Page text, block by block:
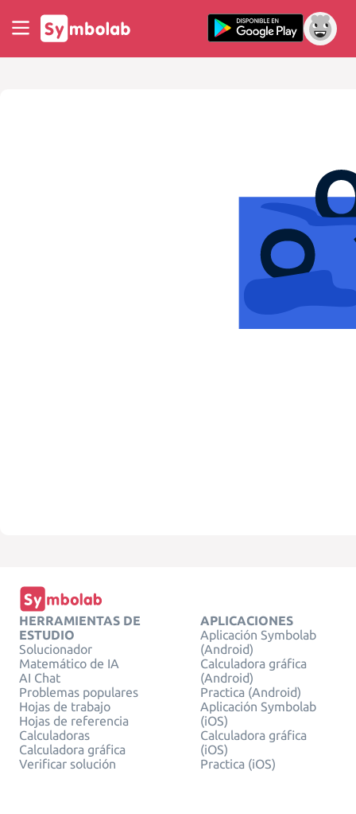
HERRAMIENTAS DE
ESTUDIO
Solucionador
Matemático de IA
AI Chat
Problemas populares
Hojas de trabajo
Hojas de referencia
Calculadoras
Calculadora gráfica
Verificar solución
APLICACIONES
Aplicación Symbolab
(Android)
Calculadora gráfica
(Android)
Practica (Android)
Aplicación Symbolab
(iOS)
Calculadora gráfica
(iOS)
Practica (iOS)